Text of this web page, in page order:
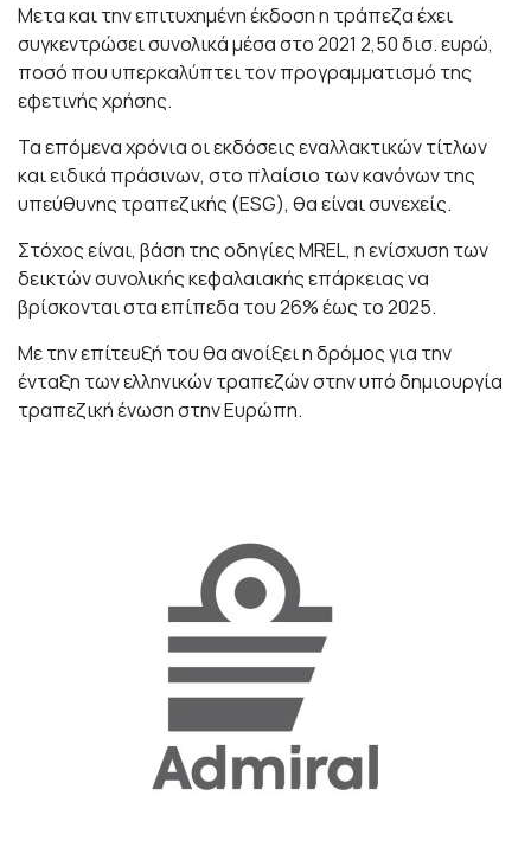
Μετα και την επιτυχημένη έκδοση η τράπεζα έχει
συγκεντρώσει συνολικά μέσα στο 2021 2,50 δισ. ευρώ,
ποσό που υπερκαλύπτει τον προγραμματισμό της
εφετινής χρήσης.
Τα επόμενα χρόνια οι εκδόσεις εναλλακτικών τίτλων
και ειδικά πράσινων, στο πλαίσιο των κανόνων της
υπεύθυνης τραπεζικής (ESG), θα είναι συνεχείς.
Στόχος είναι, βάση της οδηγίες MREL, η ενίσχυση των
δεικτών συνολικής κεφαλαιακής επάρκειας να
βρίσκονται στα επίπεδα του 26% έως το 2025.
Με την επίτευξή του θα ανοίξει η δρόμος για την
ένταξη των ελληνικών τραπεζών στην υπό δημιουργία
τραπεζική ένωση στην Ευρώπη.